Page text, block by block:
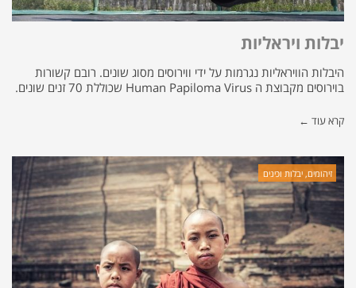
יבלות ויראליות
היבלות הוויראליות נגרמות על ידי ווירוסים מסוג שונים. רובם קשורות
בוירוסים מקבוצת ה Human Papiloma Virus שכוללת 70 זנים שונים.
קרא עוד ←
זיהומים, יבלות וכינים